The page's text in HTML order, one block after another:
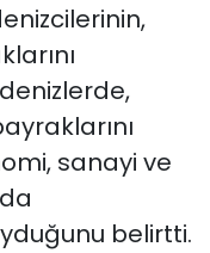
sanayi ve
belirtti.